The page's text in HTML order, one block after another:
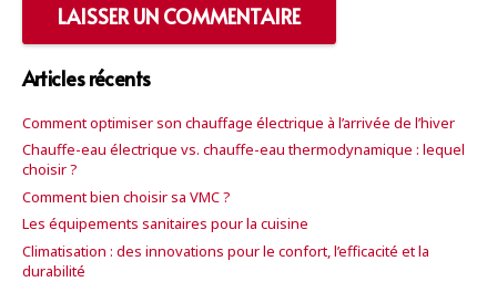
LAISSER UN COMMENTAIRE
Articles récents
Comment optimiser son chauffage électrique à l’arrivée de l’hiver
Chauffe-eau électrique vs. chauffe-eau thermodynamique : lequel
choisir ?
Comment bien choisir sa VMC ?
Les équipements sanitaires pour la cuisine
Climatisation : des innovations pour le confort, l’efficacité et la
durabilité